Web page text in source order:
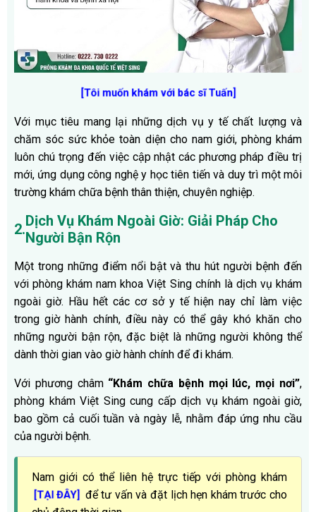
[Tôi muốn khám với bác sĩ Tuấn]
Với mục tiêu mang lại những dịch vụ y tế chất lượng và
chăm sóc sức khỏe toàn diện cho nam giới, phòng khám
luôn chú trọng đến việc cập nhật các phương pháp điều trị
mới, ứng dụng công nghệ y học tiên tiến và duy trì một môi
trường khám chữa bệnh thân thiện, chuyên nghiệp.
2.Dịch Vụ Khám Ngoài Giờ: Giải Pháp Cho
Người Bận Rộn
Một trong những điểm nổi bật và thu hút người bệnh đến
với phòng khám nam khoa Việt Sing chính là dịch vụ khám
ngoài giờ. Hầu hết các cơ sở y tế hiện nay chỉ làm việc
trong giờ hành chính, điều này có thể gây khó khăn cho
những người bận rộn, đặc biệt là những người không thể
dành thời gian vào giờ hành chính để đi khám.
Với phương châm “Khám chữa bệnh mọi lúc, mọi nơi”,
phòng khám Việt Sing cung cấp dịch vụ khám ngoài giờ,
bao gồm cả cuối tuần và ngày lễ, nhằm đáp ứng nhu cầu
của người bệnh.
Nam giới có thể liên hệ trực tiếp với phòng khám
[TẠI ĐÂY] để tư vấn và đặt lịch hẹn khám trước cho